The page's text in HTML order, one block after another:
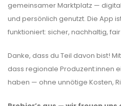
gemeinsamer Marktplatz —
und persönlich genutzt. Die App
funktioniert: sicher, nachhaltig,
Danke, dass du Teil davon bist!
dass regionale Produzent:innen
haben — ohne unnötige Kosten,